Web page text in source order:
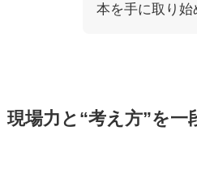
本を手に取り始
現場力と“考え方”を一